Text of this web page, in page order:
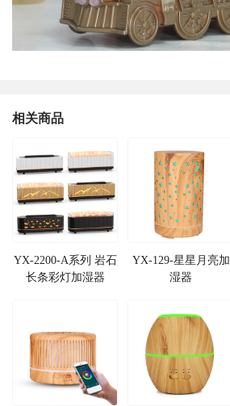
相关商品
YX-2200-A系列 岩石
长条彩灯加湿器
YX-129-星星月亮加
湿器